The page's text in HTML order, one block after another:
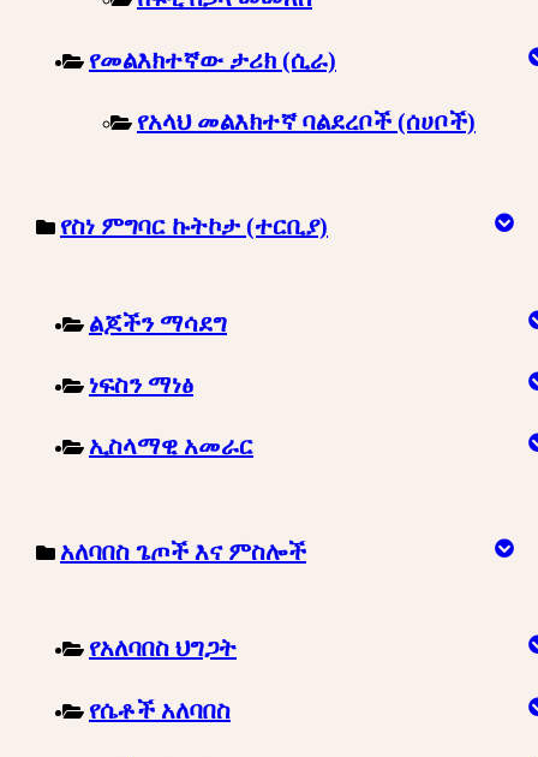
የመልእክተኛው ታሪክ (ሲራ)
የአላህ መልእክተኛ ባልደረቦች (ሰሀቦች)
የስነ ምግባር ኩትኮታ (ተርቢያ)
ልጆችን ማሳደግ
ነፍስን ማነፅ
ኢስላማዊ አመራር
አለባበስ ጌጦች እና ምስሎች
የአለባበስ ህግጋት
የሴቶች አለባበስ